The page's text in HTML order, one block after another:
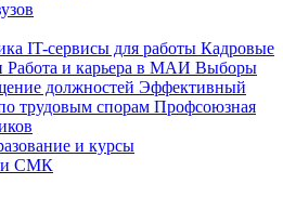
IT-сервисы для работы Кадровые
Работа и карьера в МАИ Выборы
должностей Эффективный
трудовым спорам Профсоюзная
и курсы
СМК